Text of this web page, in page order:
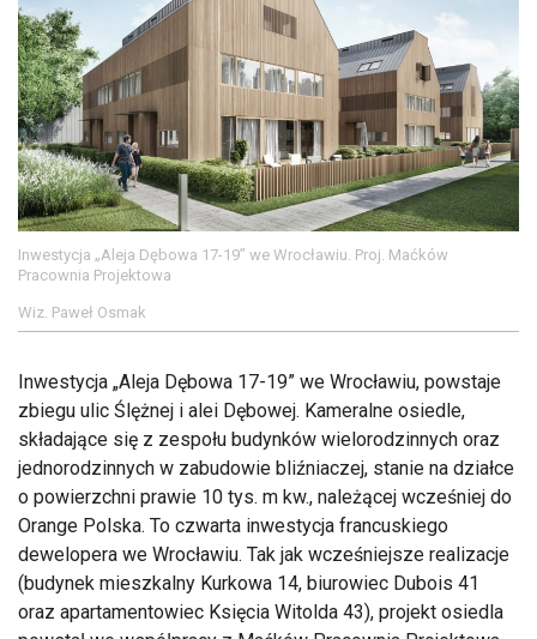
Inwestycja „Aleja Dębowa 17-19” we Wrocławiu. Proj. Maćków
Pracownia Projektowa
Wiz. Paweł Osmak
Inwestycja „Aleja Dębowa 17-19” we Wrocławiu, powstaje
zbiegu ulic Ślężnej i alei Dębowej. Kameralne osiedle,
składające się z zespołu budynków wielorodzinnych oraz
jednorodzinnych w zabudowie bliźniaczej, stanie na działce
o powierzchni prawie 10 tys. m kw., należącej wcześniej do
Orange Polska. To czwarta inwestycja francuskiego
dewelopera we Wrocławiu. Tak jak wcześniejsze realizacje
(budynek mieszkalny Kurkowa 14, biurowiec Dubois 41
oraz apartamentowiec Księcia Witolda 43), projekt osiedla